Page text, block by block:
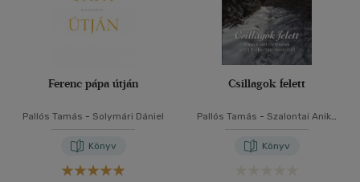
Ferenc pápa útján
Pallós Tamás - Solymári Dániel
Könyv
Csillagok felett
Pallós Tamás - Szalontai Anikó
Könyv